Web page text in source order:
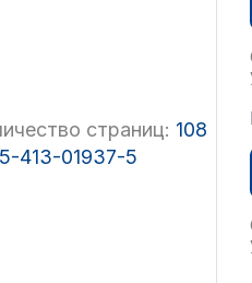
страниц: 108
413-01937-5